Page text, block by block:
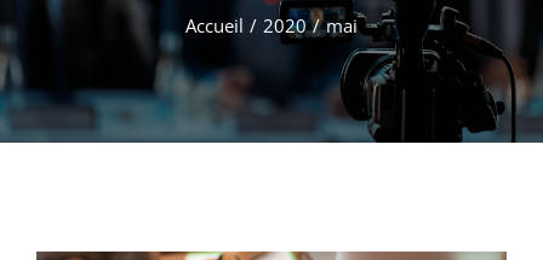
Accueil / 2020 / mai